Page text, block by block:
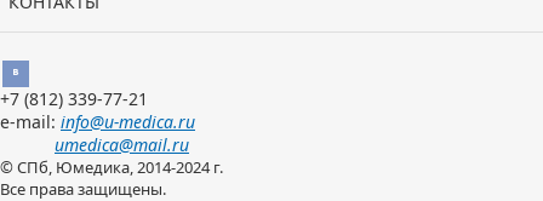
+7 (812) 339-77-21
e-mail: info@u-medica.ru
umedica@mail.ru
© СПб, Юмедика, 2014-2024 г.
Все права защищены.